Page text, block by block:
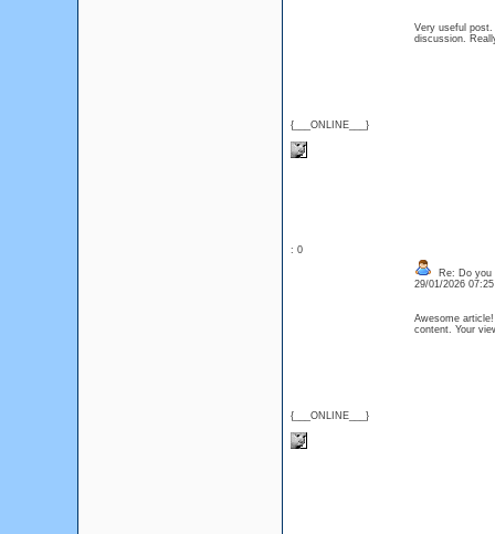
{___ONLINE___}
Very useful
discussion.
: 0
{___ONLINE___}
Re: Do you
29/01/2026
Awesome
content. Your